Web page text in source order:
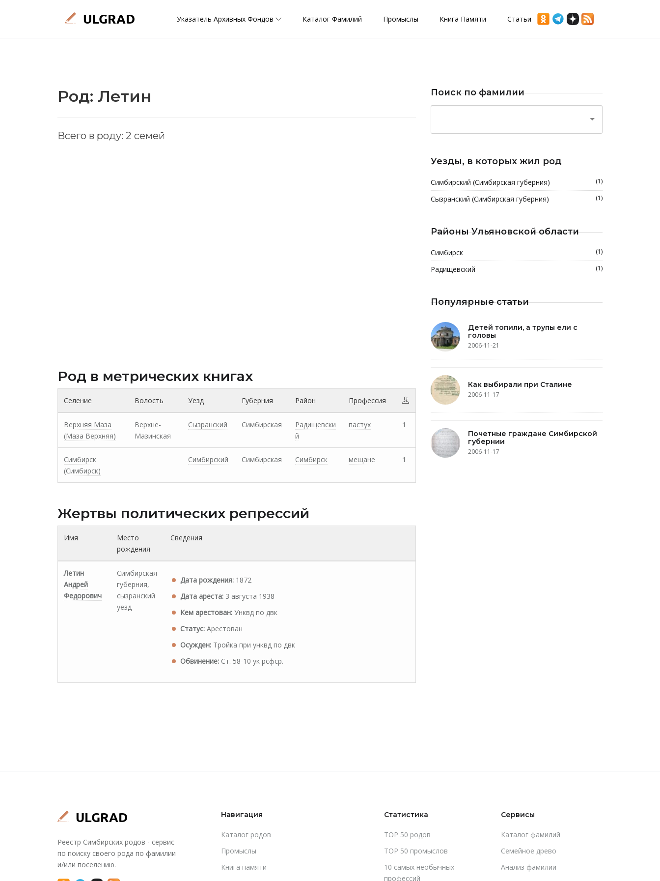
Указатель Архивных Фондов Каталог Фамилий Промыслы Книга Памяти Статьи
Род: Летин
Всего в роду: 2 семей
Род в метрических книгах
Селение Волость Уезд Губерния Район Профессия
Верхняя Маза
(Маза Верхняя)
Верхне-
Мазинская
Сызранский Симбирская
Радищевски
й
пастух 1
Симбирск
(Симбирск)
Симбирский Симбирская Симбирск мещане 1
Жертвы политических репрессий
Имя
Место
рождения
Сведения
Летин
Андрей
Федорович
Симбирская
губерния,
сызранский
уезд
Дата рождения: 1872
Дата ареста: 3 августа 1938
Кем арестован: Унквд по двк
Статус: Арестован
Осужден: Тройка при унквд по двк
Обвинение: Ст. 58-10 ук рсфср.
Поиск по фамилии
Уезды, в которых жил род
Симбирский (Симбирская губерния) (1)
Сызранский (Симбирская губерния) (1)
Районы Ульяновской области
Симбирск (1)
Радищевский (1)
Популярные статьи
Детей топили, а трупы ели с
головы
2006-11-21
Как выбирали при Сталине
2006-11-17
Почетные граждане Симбирской
губернии
2006-11-17
Реестр Симбирских родов - сервис
по поиску своего рода по фамилии
и/или поселению.
Навигация
Каталог родов
Промыслы
Книга памяти
Статистика
TOP 50 родов
TOP 50 промыслов
10 самых необычных
профессий
Сервисы
Каталог фамилий
Cемейное древо
Анализ фамилии